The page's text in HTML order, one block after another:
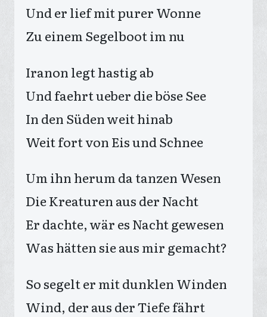
Und er lief mit purer Wonne
Zu einem Segelboot im nu
Iranon legt hastig ab
Und faehrt ueber die böse See
In den Süden weit hinab
Weit fort von Eis und Schnee
Um ihn herum da tanzen Wesen
Die Kreaturen aus der Nacht
Er dachte, wär es Nacht gewesen
Was hätten sie aus mir gemacht?
So segelt er mit dunklen Winden
Wind, der aus der Tiefe fährt